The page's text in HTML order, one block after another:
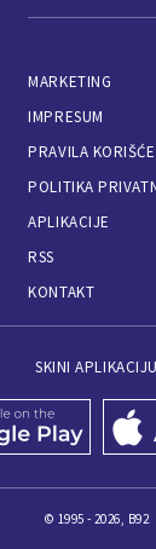
MARKETING
IMPRESUM
PRAVILA
POLITIKA
APLIKACIJE
RSS
KONTAKT
SKINI APLIKACIJU
© 1995 - 2026, B92